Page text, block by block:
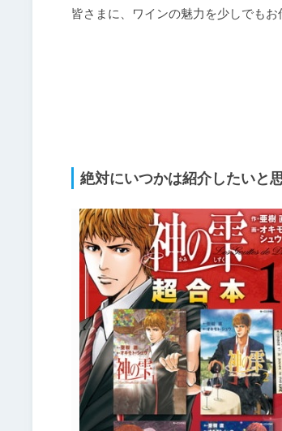
皆さまに、ワインの魅力を少しでもお
絶対にいつかは紹介したいと